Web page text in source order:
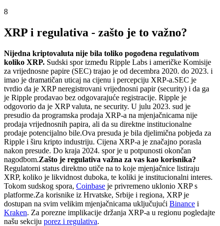
8
XRP i regulativa - zašto je to važno?
Nijedna kriptovaluta nije bila toliko pogođena regulativom
koliko XRP. Sudski spor između Ripple Labs i američke Komisije
za vrijednosne papire (SEC) trajao je od decembra 2020. do 2023. i
imao je dramatičan uticaj na cijenu i percepciju XRP-a.SEC je
tvrdio da je XRP neregistrovani vrijednosni papir (security) i da ga
je Ripple prodavao bez odgovarajuće registracije. Ripple je
odgovorio da je XRP valuta, ne security. U julu 2023. sud je
presudio da programska prodaja XRP-a na mjenjačnicama nije
prodaja vrijednosnih papira, ali da su direktne institucionalne
prodaje potencijalno bile.Ova presuda je bila djelimična pobjeda za
Ripple i širu kripto industriju. Cijena XRP-a je značajno porasla
nakon presude. Do kraja 2024. spor je u potpunosti okončan
nagodbom.Zašto je regulativa važna za vas kao korisnika?
Regulatorni status direktno utiče na to koje mjenjačnice listiraju
XRP, koliko je likvidnost duboka, te koliki je institucionalni interes.
Tokom sudskog spora, Coinbase je privremeno uklonio XRP s
platforme.Za korisnike iz Hrvatske, Srbije i regiona, XRP je
dostupan na svim velikim mjenjačnicama uključujući Binance i
Kraken. Za porezne implikacije držanja XRP-a u regionu pogledajte
našu sekciju porez i regulativa.